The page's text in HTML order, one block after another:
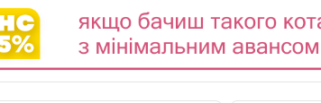
Запорожье
Ивано-Франковск